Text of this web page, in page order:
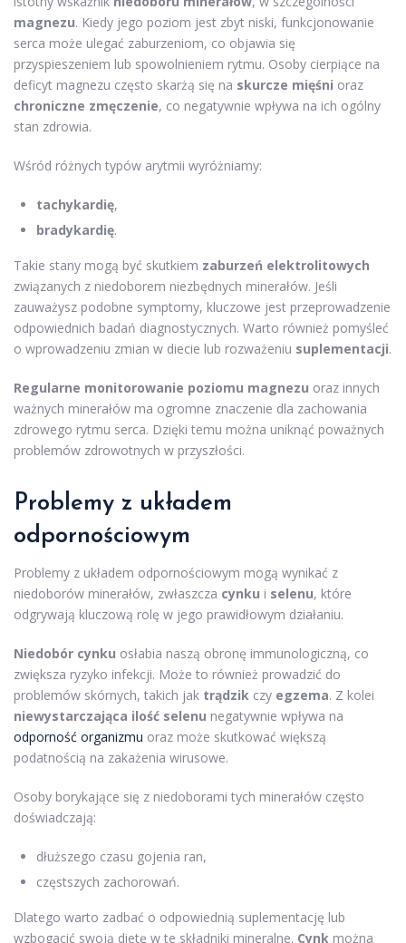
magnezu. Kiedy jego poziom jest zbyt niski, funkcjonowanie
serca może ulegać zaburzeniom, co objawia się
przyspieszeniem lub spowolnieniem rytmu. Osoby cierpiące na
deficyt magnezu często skarżą się na skurcze mięśni oraz
chroniczne zmęczenie, co negatywnie wpływa na ich ogólny
stan zdrowia.
Wśród różnych typów arytmii wyróżniamy:
tachykardię,
bradykardię.
Takie stany mogą być skutkiem zaburzeń elektrolitowych
związanych z niedoborem niezbędnych minerałów. Jeśli
zauważysz podobne symptomy, kluczowe jest przeprowadzenie
odpowiednich badań diagnostycznych. Warto również pomyśleć
o wprowadzeniu zmian w diecie lub rozważeniu suplementacji.
Regularne monitorowanie poziomu magnezu oraz innych
ważnych minerałów ma ogromne znaczenie dla zachowania
zdrowego rytmu serca. Dzięki temu można uniknąć poważnych
problemów zdrowotnych w przyszłości.
Problemy z układem
odpornościowym
Problemy z układem odpornościowym mogą wynikać z
niedoborów minerałów, zwłaszcza cynku i selenu, które
odgrywają kluczową rolę w jego prawidłowym działaniu.
Niedobór cynku osłabia naszą obronę immunologiczną, co
zwiększa ryzyko infekcji. Może to również prowadzić do
problemów skórnych, takich jak trądzik czy egzema. Z kolei
niewystarczająca ilość selenu negatywnie wpływa na
odporność organizmu oraz może skutkować większą
podatnością na zakażenia wirusowe.
Osoby borykające się z niedoborami tych minerałów często
doświadczają:
dłuższego czasu gojenia ran,
częstszych zachorowań.
Dlatego warto zadbać o odpowiednią suplementację lub
wzbogacić swoją dietę w te składniki mineralne. Cynk można